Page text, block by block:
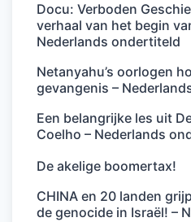
Docu: Verboden
verhaal van het begin
Nederlands ondertiteld
Netanyahu’s oorlogen
gevangenis –
Een belangrijke les uit
Coelho – Nederlands
De akelige boomertax!
CHINA en 20 landen
de genocide in Israël! –